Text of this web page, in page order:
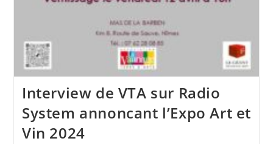
Interview de VTA sur Radio
System annoncant l’Expo Art et
Vin 2024